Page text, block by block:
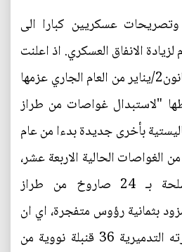
عسكريين كبارا الى
لزيادة الانفاق العسكري. اذ اعلنت
وزارة الدفاع في شهر كانون2/يناير من العام الجاري عزمها
"لاستبدال غواصات من طراز
بأخرى جديدة بدءا من عام
من الغواصات الحالية الاربعة عشر،
من تلك الفصيلة، مسلحة بـ 24 صاروخ من طراز
رأس مزود بثمانية رؤوس متفجرة، اي ان
"كل صاروخ تعادل قدرته التدميرية 36 قنبلة نووية من